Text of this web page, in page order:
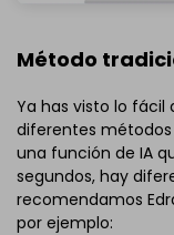
Método
Ya has visto lo fácil
diferentes métodos
una función de IA
segundos, hay
recomendamos
por ejemplo: